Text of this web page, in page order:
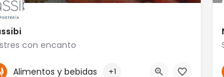
con encanto
4777653575
Alimentos y bebidas +1